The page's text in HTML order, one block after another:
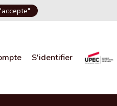
language
S'identifier